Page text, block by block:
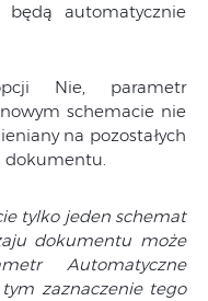
automatycznie
Nie, parametr
schemacie nie
na pozostałych
dokumentu.
tylko jeden schemat
dokumentu może
Automatyczne
zaznaczenie tego